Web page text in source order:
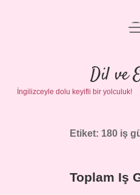
Gizlilik
Yasal
Dil ve
İngilizceyle dolu keyifli bir yolculuk!
Etiket: 180 iş
Toplam Iş